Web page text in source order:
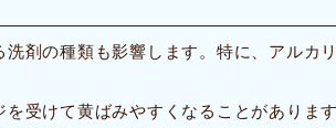
剤の種類も影響します。特に、アルカ
受けて黄ばみやすくなることがあります